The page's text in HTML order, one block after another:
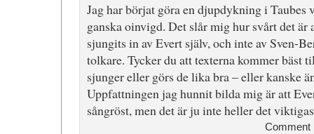
Jag har börjat göra en djupdykning i Taubes
ganska oinvigd. Det slår mig hur svårt det är
sjungits in av Evert själv, och inte av Sven-
tolkare. Tycker du att texterna kommer bäst
sjunger eller görs de lika bra – eller kanske
Uppfattningen jag hunnit bilda mig är att
sångröst, men det är ju inte heller det